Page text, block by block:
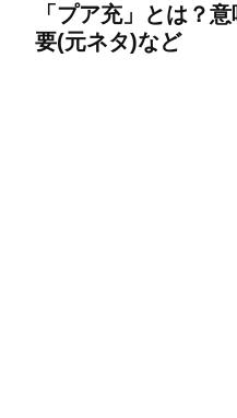
「プア充」とは？
要(元ネタ)など